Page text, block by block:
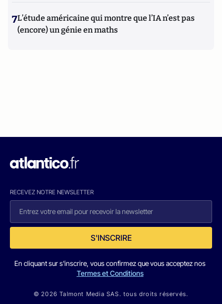
7L’étude américaine qui montre que l’IA n’est pas
(encore) un génie en maths
RECEVEZ NOTRE NEWSLETTER
S'INSCRIRE
En cliquant sur s'inscrire, vous confirmez que vous acceptez nos
Termes et Conditions
© 2026 Talmont Media SAS. tous droits réservés.